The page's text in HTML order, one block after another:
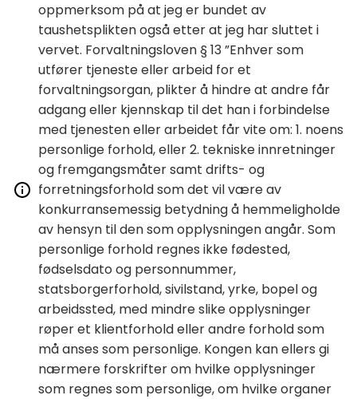
oppmerksom på at jeg er bundet av
taushetsplikten også etter at jeg har sluttet i
vervet. Forvaltningsloven § 13 ”Enhver som
utfører tjeneste eller arbeid for et
forvaltningsorgan, plikter å hindre at andre får
adgang eller kjennskap til det han i forbindelse
med tjenesten eller arbeidet får vite om: 1. noens
personlige forhold, eller 2. tekniske innretninger
og fremgangsmåter samt drifts- og
forretningsforhold som det vil være av
konkurransemessig betydning å hemmeligholde
av hensyn til den som opplysningen angår. Som
personlige forhold regnes ikke fødested,
fødselsdato og personnummer,
statsborgerforhold, sivilstand, yrke, bopel og
arbeidssted, med mindre slike opplysninger
røper et klientforhold eller andre forhold som
må anses som personlige. Kongen kan ellers gi
nærmere forskrifter om hvilke opplysninger
som regnes som personlige, om hvilke organer